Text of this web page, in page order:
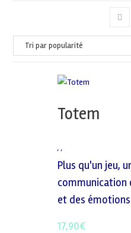
Totem
,,
Plus qu'un jeu,
communication
et des
17,90€